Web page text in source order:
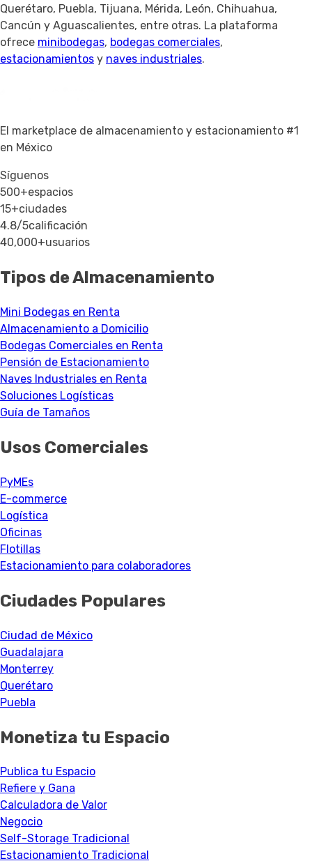
Querétaro, Puebla, Tijuana, Mérida, León, Chihuahua,
Cancún y Aguascalientes, entre otras. La plataforma
ofrece minibodegas, bodegas comerciales,
estacionamientos y naves industriales.
El marketplace de almacenamiento y estacionamiento #1
en México
Síguenos
500+espacios
15+ciudades
4.8/5calificación
40,000+usuarios
Tipos de Almacenamiento
Mini Bodegas en Renta
Almacenamiento a Domicilio
Bodegas Comerciales en Renta
Pensión de Estacionamiento
Naves Industriales en Renta
Soluciones Logísticas
Guía de Tamaños
Usos Comerciales
PyMEs
E-commerce
Logística
Oficinas
Flotillas
Estacionamiento para colaboradores
Ciudades Populares
Ciudad de México
Guadalajara
Monterrey
Querétaro
Puebla
Monetiza tu Espacio
Publica tu Espacio
Refiere y Gana
Calculadora de Valor
Negocio
Self-Storage Tradicional
Estacionamiento Tradicional